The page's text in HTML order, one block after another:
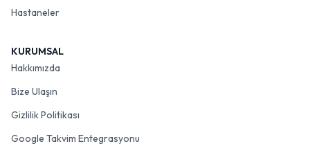
Hastaneler
KURUMSAL
Hakkımızda
Bize Ulaşın
Gizlilik Politikası
Google Takvim Entegrasyonu